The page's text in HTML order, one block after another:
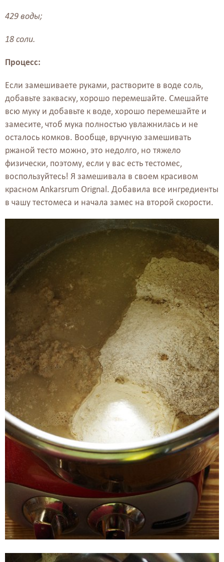
429 воды;
18 соли.
Процесс:
Если замешиваете руками, растворите в воде соль,
добавьте закваску, хорошо перемешайте. Смешайте
всю муку и добавьте к воде, хорошо перемешайте и
замесите, чтоб мука полностью увлажнилась и не
осталось комков. Вообще, вручную замешивать
ржаной тесто можно, это недолго, но тяжело
физически, поэтому, если у вас есть тестомес,
воспользуйтесь! Я замешивала в своем красивом
красном Ankarsrum Orignal. Добавила все ингредиенты
в чашу тестомеса и начала замес на второй скорости.